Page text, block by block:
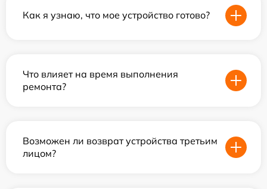
Как я узнаю, что мое устройство готово?
Что влияет на время выполнения
ремонта?
Возможен ли возврат устройства третьим
лицом?